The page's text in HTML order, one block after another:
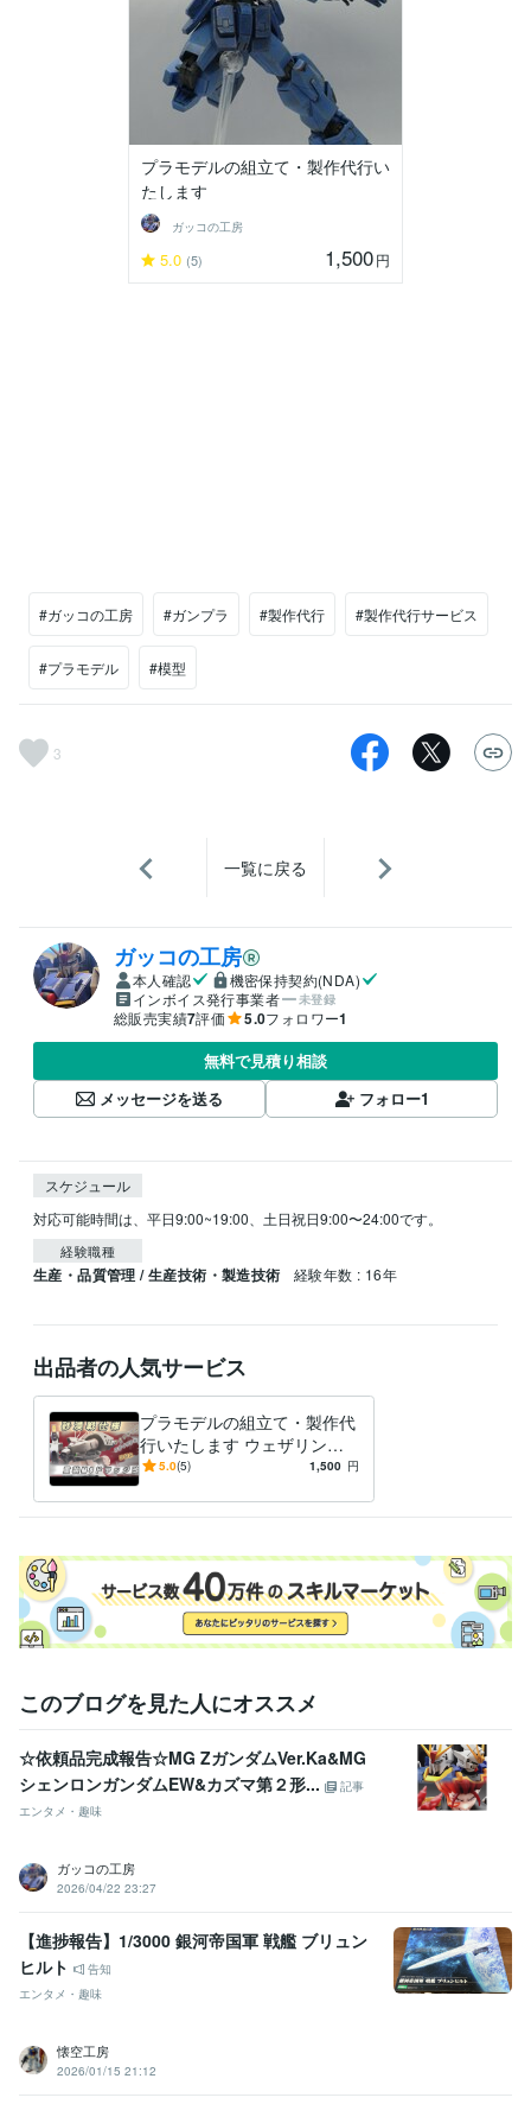
プラモデルの組立て・製作代行い
たします
ガッコの工房
5.0 (5) 1,500円
#ガッコの工房 #ガンプラ #製作代行 #製作代行サービス
#プラモデル #模型
3
一覧に戻る
ガッコの工房
本人確認
機密保持契約(NDA)
インボイス発行事業者
未登録
総販売実績7評価 5.0フォロワー1
無料で見積り相談
メッセージを送る
フォロー1
スケジュール
対応可能時間は、平日9:00~19:00、土日祝日9:00〜24:00です。
経験職種
生産・品質管理 / 生産技術・製造技術 経験年数 : 16年
出品者の人気サービス
プラモデルの組立て・製作代
行いたします ウェザリング
で一味違うプラモデルを手に
5.0(5) 1,500 円
このブログを見た人にオススメ
☆依頼品完成報告☆MG ZガンダムVer.Ka&MG
シェンロンガンダムEW&カズマ第２形...
記事
エンタメ・趣味
ガッコの工房
2026/04/22 23:27
【進捗報告】1/3000 銀河帝国軍 戦艦 ブリュン
ヒルト
告知
エンタメ・趣味
懐空工房
2026/01/15 21:12